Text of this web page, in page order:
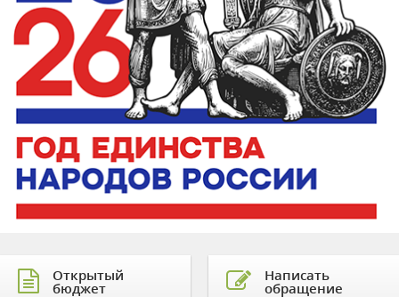
Открытый
бюджет
Написать
обращение